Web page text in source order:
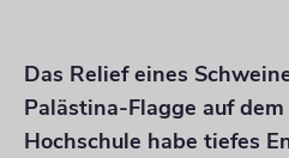
Das Relief eines
Palästina-Flagge auf
Hochschule habe tiefes